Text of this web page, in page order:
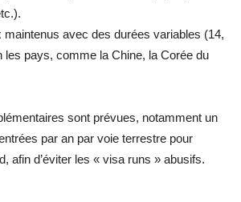
maintenus avec des durées variables (14,
les pays, comme la Chine, la Corée du
sont prévues, notamment un
par an par voie terrestre pour
afin d’éviter les « visa runs » abusifs.